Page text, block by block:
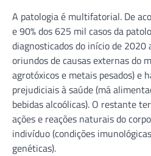
A patologia é multifatorial. De
e 90% dos 625 mil casos da
diagnosticados do início de
oriundos de causas externas do
agrotóxicos e metais pesados) e
prejudiciais à saúde (má
bebidas alcoólicas). O restante
ações e reações naturais do
indivíduo (condições
genéticas).